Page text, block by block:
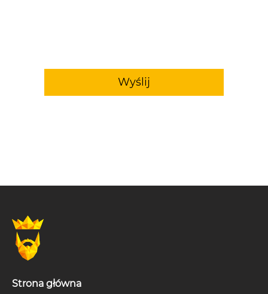
Wyślij
Strona główna